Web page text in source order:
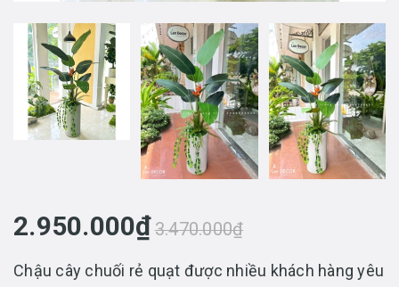
2.950.000₫3.470.000₫
Chậu cây chuối rẻ quạt được nhiều khách hàng yêu